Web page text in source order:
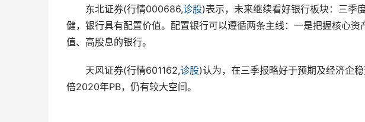
东北证券(行情000686,诊股)表示，未来继续看好银行板块：三季
健，银行具有配置价值。配置银行可以遵循两条主线：一是把握核心
值、高股息的银行。
天风证券(行情601162,诊股)认为，在三季报略好于预期及经济企
倍2020年PB，仍有较大空间。